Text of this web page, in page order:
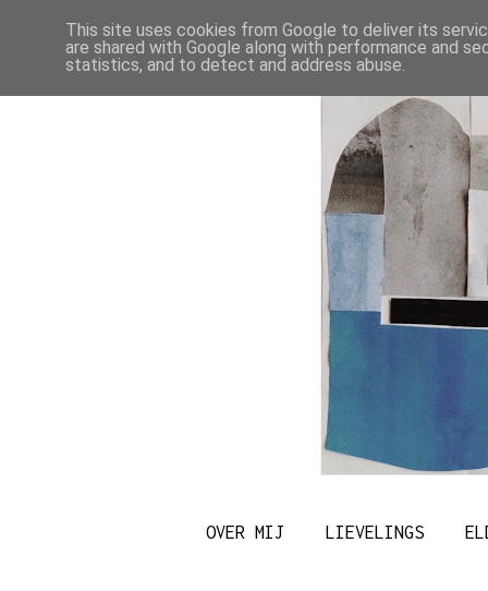
OVER MIJ LIEVELINGS
This site uses cookies from Google to deliver its
are shared with Google along with performance and
statistics, and to detect and address abuse.